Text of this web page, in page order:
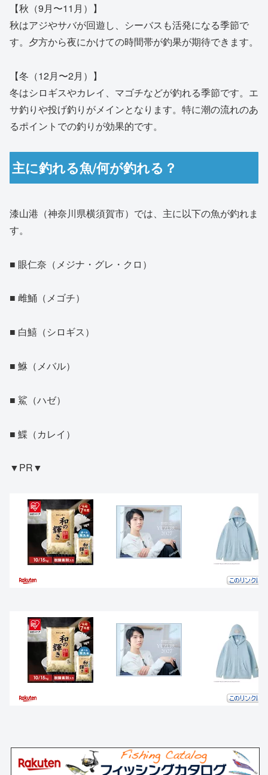
【秋（9月〜11月）】
秋はアジやサバが回遊し、シーバスも活発になる季節で
す。夕方から夜にかけての時間帯が釣果が期待できます。
【冬（12月〜2月）】
冬はシロギスやカレイ、マゴチなどが釣れる季節です。エ
サ釣りや投げ釣りがメインとなります。特に潮の流れのあ
るポイントでの釣りが効果的です。
主に釣れる魚/何が釣れる？
漆山港（神奈川県横須賀市）では、主に以下の魚が釣れま
す。
■ 眼仁奈（メジナ・グレ・クロ）
■ 雌鯒（メゴチ）
■ 白鱚（シロギス）
■ 鮴（メバル）
■ 鯊（ハゼ）
■ 鰈（カレイ）
▼PR▼